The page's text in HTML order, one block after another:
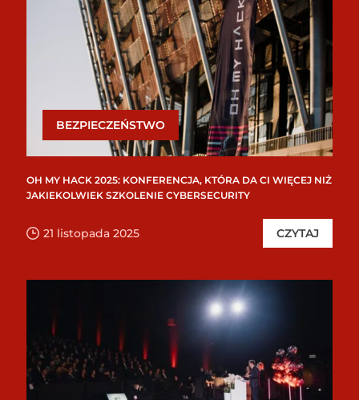
BEZPIECZEŃSTWO
OH MY HACK 2025: KONFERENCJA, KTÓRA DA CI WIĘCEJ NIŻ
JAKIEKOLWIEK SZKOLENIE CYBERSECURITY
21 listopada 2025 CZYTAJ